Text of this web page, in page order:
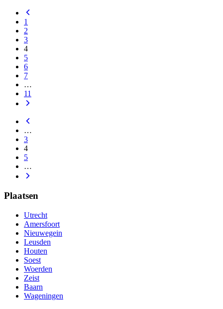
1
2
3
4
5
6
7
…
11
…
3
4
5
…
Plaatsen
Utrecht
Amersfoort
Nieuwegein
Leusden
Houten
Soest
Woerden
Zeist
Baarn
Wageningen